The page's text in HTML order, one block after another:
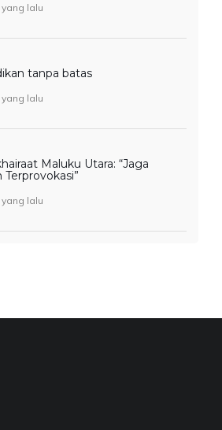
lalu
tanpa batas
lalu
Maluku Utara: “Jaga
lalu